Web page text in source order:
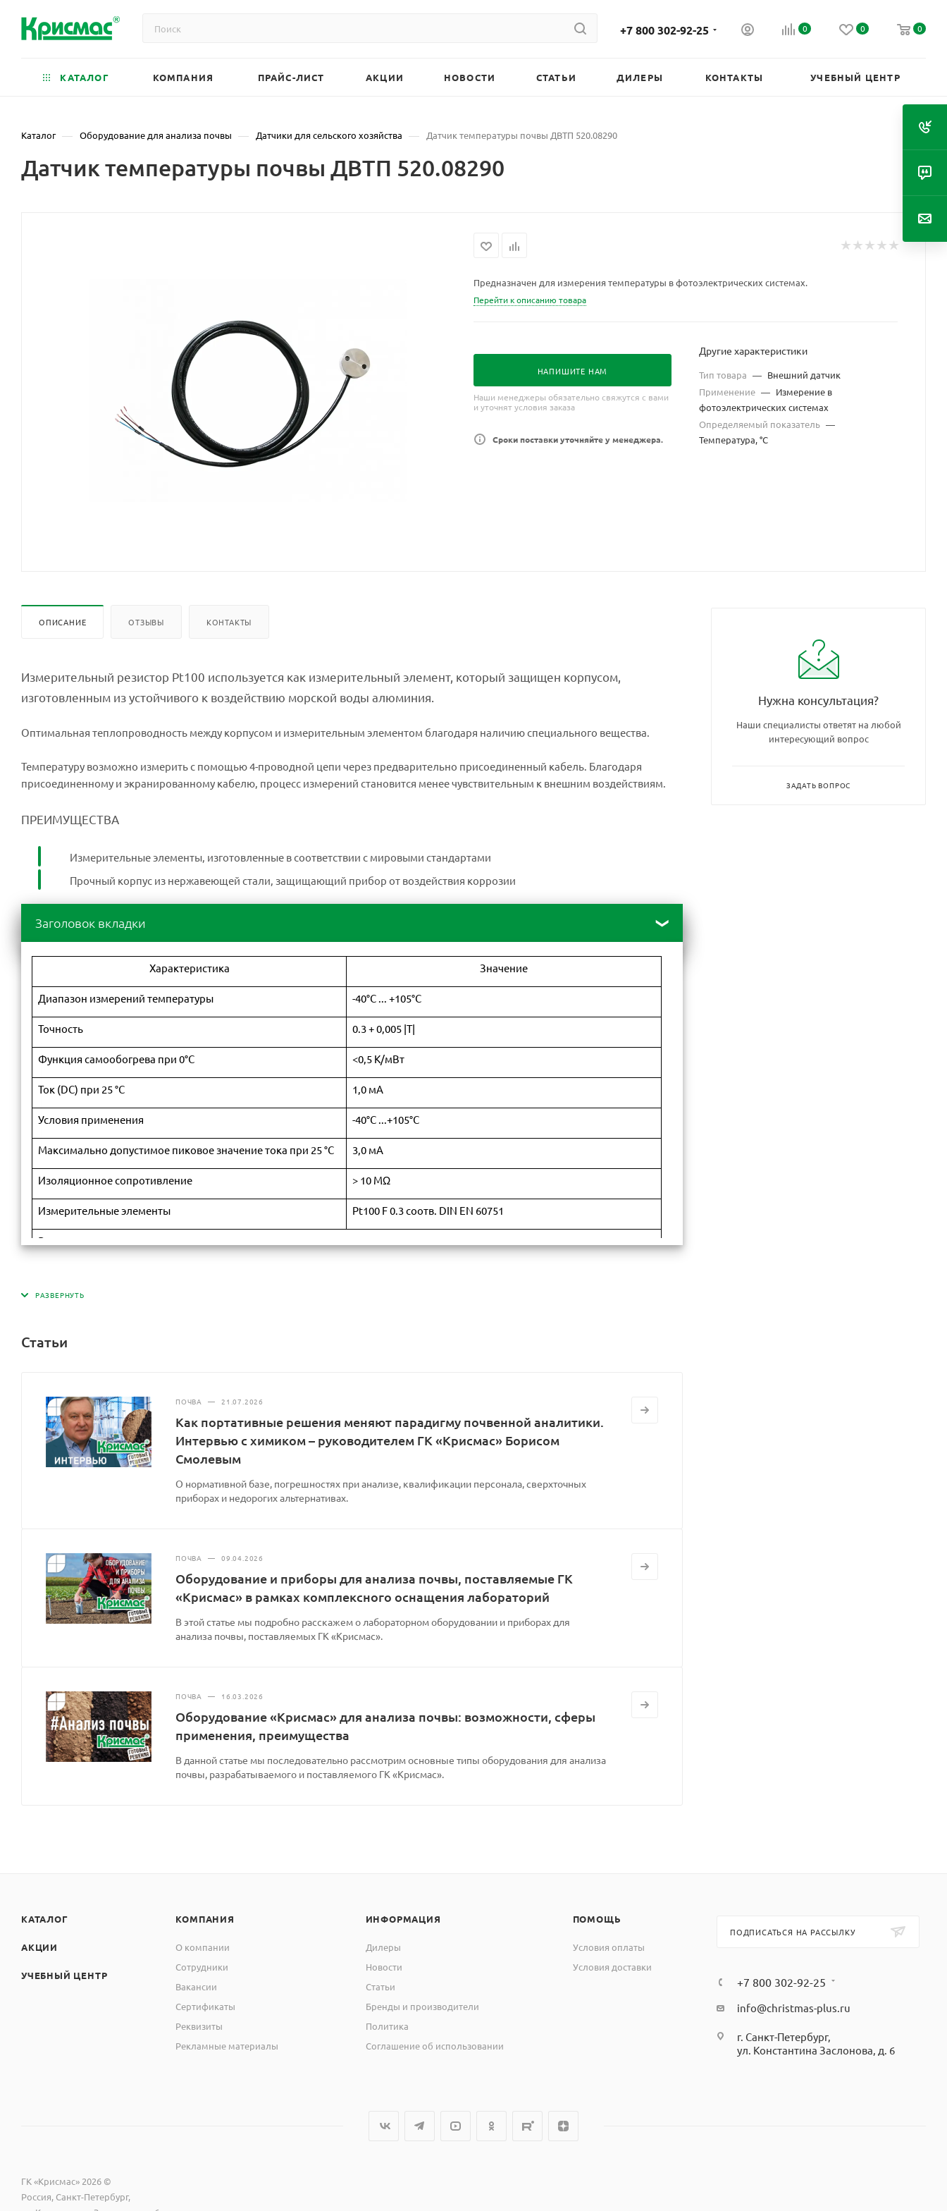
+7 800 302-92-25 0 0 0
КАТАЛОГ КОМПАНИЯ ПРАЙС-ЛИСТ АКЦИИ НОВОСТИ СТАТЬИ ДИЛЕРЫ КОНТАКТЫ УЧЕБНЫЙ ЦЕНТР
Каталог — Оборудование для анализа почвы — Датчики для сельского хозяйства — Датчик температуры почвы ДВТП 520.08290
Датчик температуры почвы ДВТП 520.08290
Предназначен для измерения температуры в фотоэлектрических системах.
Перейти к описанию товара
НАПИШИТЕ НАМ
Наши менеджеры обязательно свяжутся с вами
и уточнят условия заказа
Сроки поставки уточняйте у менеджера.
Другие характеристики
Тип товара — Внешний датчик
Применение — Измерение в
фотоэлектрических системах
Определяемый показатель —
Температура, °С
ОПИСАНИЕ ОТЗЫВЫ КОНТАКТЫ
Измерительный резистор Pt100 используется как измерительный элемент, который защищен корпусом,
изготовленным из устойчивого к воздействию морской воды алюминия.
Оптимальная теплопроводность между корпусом и измерительным элементом благодаря наличию специального вещества.
Температуру возможно измерить с помощью 4-проводной цепи через предварительно присоединенный кабель. Благодаря
присоединенному и экранированному кабелю, процесс измерений становится менее чувствительным к внешним воздействиям.
ПРЕИМУЩЕСТВА
Измерительные элементы, изготовленные в соответствии с мировыми стандартами
Прочный корпус из нержавеющей стали, защищающий прибор от воздействия коррозии
Заголовок вкладки
Характеристика Значение
Диапазон измерений температуры -40°C ... +105°C
Точность 0.3 + 0,005 |T|
Функция самообогрева при 0°C <0,5 K/мВт
Ток (DC) при 25 °C 1,0 мА
Условия применения -40°C ...+105°C
Максимально допустимое пиковое значение тока при 25 °C 3,0 мА
Изоляционное сопротивление > 10 MΩ
Измерительные элементы Pt100 F 0.3 соотв. DIN EN 60751
Размеры:
Толщина корпуса
Дополнительная информация кабель UL/cUL UL-Style 20233
Аксессуары
Статьи
ПОЧВА — 21.07.2026
Как портативные решения меняют парадигму почвенной аналитики.
Интервью с химиком – руководителем ГК «Крисмас» Борисом
Смолевым
О нормативной базе, погрешностях при анализе, квалификации персонала, сверхточных
приборах и недорогих альтернативах.
ПОЧВА — 09.04.2026
Оборудование и приборы для анализа почвы, поставляемые ГК
«Крисмас» в рамках комплексного оснащения лабораторий
В этой статье мы подробно расскажем о лабораторном оборудовании и приборах для
анализа почвы, поставляемых ГК «Крисмас».
ПОЧВА — 16.03.2026
Оборудование «Крисмас» для анализа почвы: возможности, сферы
применения, преимущества
В данной статье мы последовательно рассмотрим основные типы оборудования для анализа
почвы, разрабатываемого и поставляемого ГК «Крисмас».
Нужна консультация?
Наши специалисты ответят на любой
интересующий вопрос
ЗАДАТЬ ВОПРОС
КАТАЛОГ
АКЦИИ
УЧЕБНЫЙ ЦЕНТР
КОМПАНИЯ
О компании
Сотрудники
Вакансии
Сертификаты
Реквизиты
Рекламные материалы
ИНФОРМАЦИЯ
Дилеры
Новости
Статьи
Бренды и производители
Политика
Соглашение об использовании
ПОМОЩЬ
Условия оплаты
Условия доставки
ПОДПИСАТЬСЯ НА РАССЫЛКУ
+7 800 302-92-25
info@christmas-plus.ru
г. Санкт-Петербург,
ул. Константина Заслонова, д. 6
ГК «Крисмас» 2026 ©
Россия, Санкт-Петербург,